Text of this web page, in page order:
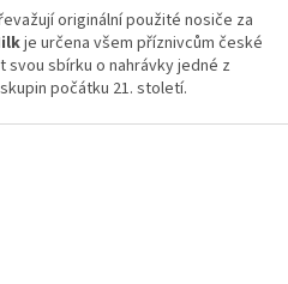
i
s
u
originální použité nosiče za
je určena všem příznivcům české
sbírku o nahrávky jedné z
počátku 21. století.